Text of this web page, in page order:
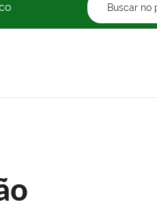
Buscar no